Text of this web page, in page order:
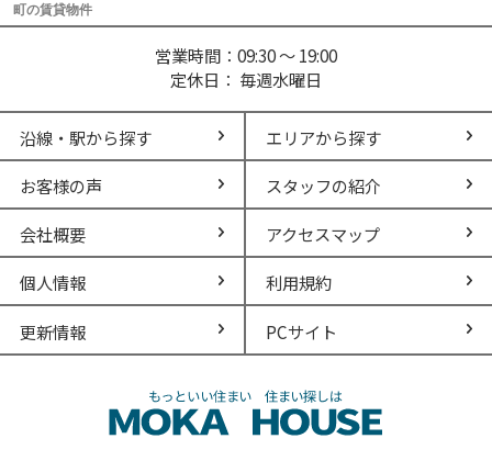
町の賃貸物件
営業時間：09:30 ～ 19:00
定休日： 毎週水曜日
沿線・駅から探す エリアから探す
お客様の声 スタッフの紹介
会社概要 アクセスマップ
個人情報 利用規約
更新情報 PCサイト